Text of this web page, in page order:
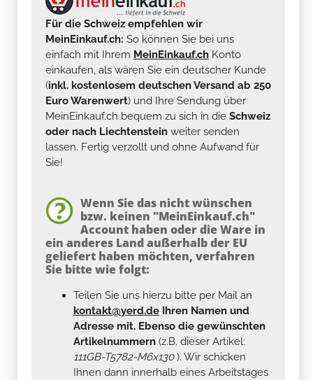
Für die Schweiz empfehlen wir
MeinEinkauf.ch: So können Sie bei uns
einfach mit Ihrem MeinEinkauf.ch Konto
einkaufen, als wären Sie ein deutscher Kunde
(inkl. kostenlosem deutschen Versand ab 250
Euro Warenwert) und Ihre Sendung über
MeinEinkauf.ch bequem zu sich in die Schweiz
oder nach Liechtenstein weiter senden
lassen. Fertig verzollt und ohne Aufwand für
Sie!
Wenn Sie das nicht wünschen
bzw. keinen "MeinEinkauf.ch"
Account haben oder die Ware in
ein anderes Land außerhalb der EU
geliefert haben möchten, verfahren
Sie bitte wie folgt:
Teilen Sie uns hierzu bitte per Mail an
kontakt@yerd.de Ihren Namen und
Adresse mit. Ebenso die gewünschten
Artikelnummern (z.B. dieser Artikel:
111GB-T5782-M6x130). Wir schicken
Ihnen dann innerhalb eines Arbeitstages